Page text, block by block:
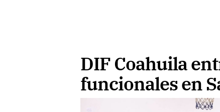
DIF Coahuila
funcionales en